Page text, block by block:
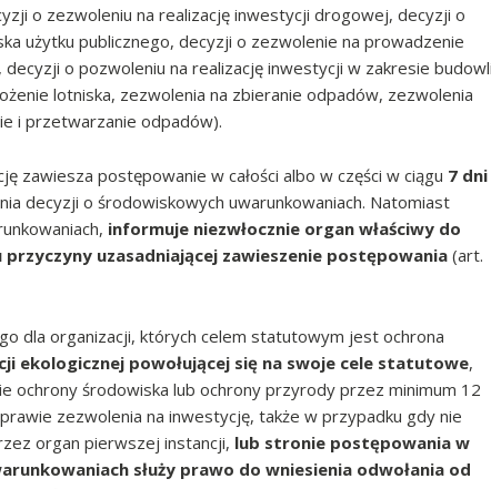
o zezwoleniu na realizację inwestycji drogowej, decyzji o
użytku publicznego, decyzji o zezwolenie na prowadzenie
o pozwoleniu na realizację inwestycji w zakresie
lotniska, zezwolenia na zbieranie odpadów, zezwolenia
i przetwarzanie odpadów).
zawiesza postępowanie w całości albo w części w ciągu 7 dni
decyzji o środowiskowych uwarunkowaniach. Natomiast
informuje niezwłocznie organ właściwy do
uzasadniającej zawieszenie postępowania(art.
dla organizacji, których celem statutowym jest ochrona
ekologicznej powołującej się na swoje cele statutowe,
ochrony środowiska lub ochrony przyrody przez minimum 12
zezwolenia na inwestycję, także w przypadku gdy nie
organ pierwszej instancji, lub stronie postępowania w
służy prawo do wniesienia odwołania od